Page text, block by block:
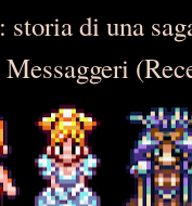
: storia di una